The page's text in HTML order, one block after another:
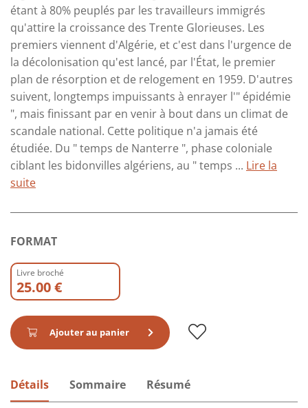
étant à 80% peuplés par les travailleurs immigrés
qu'attire la croissance des Trente Glorieuses. Les
premiers viennent d'Algérie, et c'est dans l'urgence de
la décolonisation qu'est lancé, par l'État, le premier
plan de résorption et de relogement en 1959. D'autres
suivent, longtemps impuissants à enrayer l'" épidémie
", mais finissant par en venir à bout dans un climat de
scandale national. Cette politique n'a jamais été
étudiée. Du " temps de Nanterre ", phase coloniale
ciblant les bidonvilles algériens, au " temps ... Lire la
suite
FORMAT
Livre broché
25.00 €
Ajouter au panier
Détails Sommaire Résumé